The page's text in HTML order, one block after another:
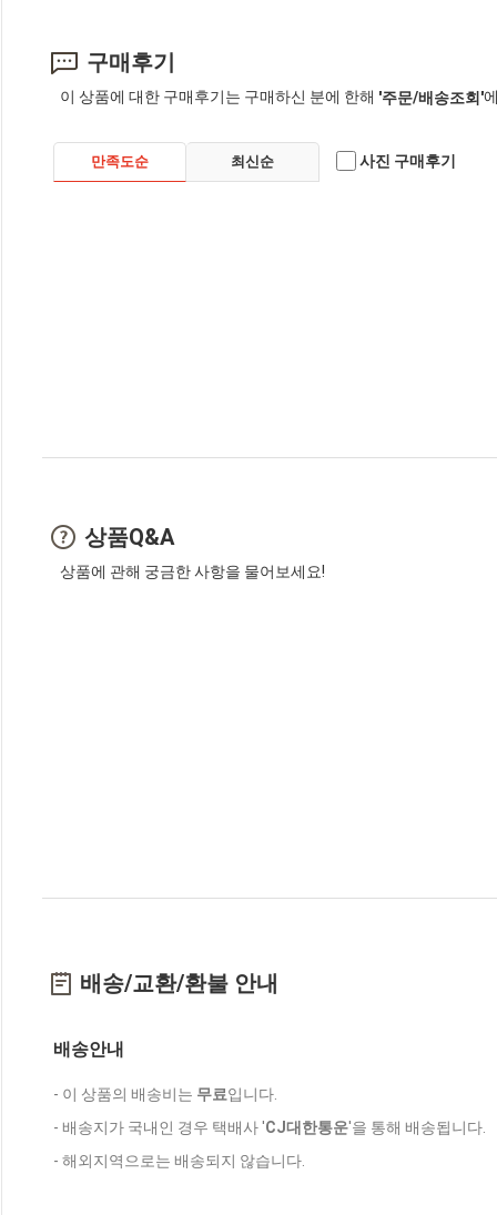
구매후기
이 상품에 대한 구매후기는 구매하신 분에 한해 '주문/배송조회'
만족도순 최신순 사진 구매후기
상품Q&A
상품에 관해 궁금한 사항을 물어보세요!
배송/교환/환불 안내
배송안내
- 이 상품의 배송비는 무료입니다.
- 배송지가 국내인 경우 택배사 'CJ대한통운'을 통해 배송됩니다.
- 해외지역으로는 배송되지 않습니다.